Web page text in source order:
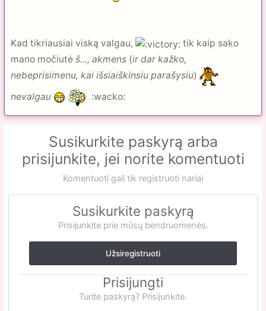
Kad tikriausiai viską valgau,
tik kaip sako
mano močiutė š..., akmens (ir dar kažko,
nebeprisimenu, kai išsiaiškinsiu parašysiu)
nevalgau
:wacko:
Susikurkite paskyrą arba
prisijunkite, jei norite komentuoti
Komentuoti gali tik registruoti nariai
Susikurkite paskyrą
Prisijunkite prie mūsų bendruomenės.
Užsiregistruoti
Prisijungti
Turite paskyrą? Prisijunkite.